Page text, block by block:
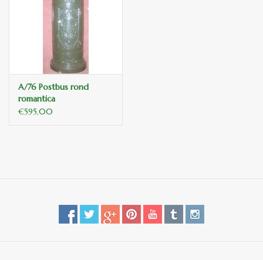
binnen en of buiten.
ANTIEK , Curiosa en
Cadeau artikelen
A/76 Postbus rond
romantica
€595,00